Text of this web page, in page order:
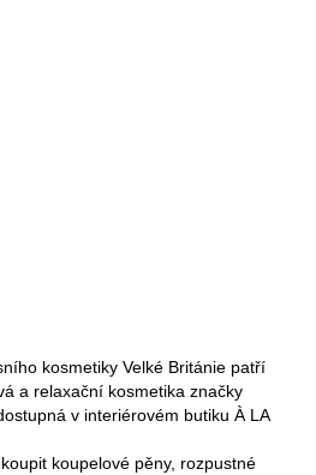
kosmetiky Velké Británie patří
a relaxační kosmetika značky
v interiérovém butiku À LA
koupelové pěny, rozpustné